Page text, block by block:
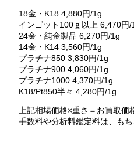
18金・K18 4,880円/1g
インゴット100ｇ以上 6,470円/
24金・純金製品 6,270円/1g
14金・K14 3,560円/1g
プラチナ850 3,830円/1g
プラチナ900 4,060円/1g
プラチナ1000 4,370円/1g
K18/Pt850半々 4,280円/1g
上記相場価格×重さ＝お買取価
手数料や分析料鑑定料は、もち